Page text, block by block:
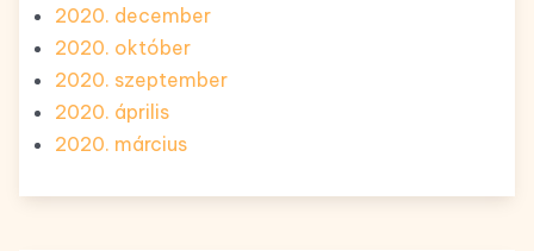
2020. december
2020. október
2020. szeptember
2020. április
2020. március